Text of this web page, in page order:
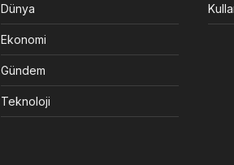
Dünya
Ekonomi
Gündem
Teknoloji